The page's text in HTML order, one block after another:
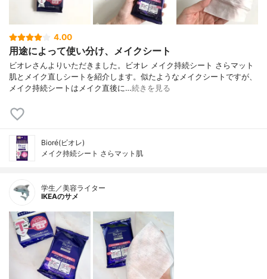
4.00
用途によって使い分け、メイクシート
ビオレさんよりいただきました。ビオレ メイク持続シート さらマット
肌とメイク直しシートを紹介します。似たようなメイクシートですが、
メイク持続シートはメイク直後に…続きを見る
Bioré(ビオレ)
メイク持続シート さらマット肌
学生／美容ライター
IKEAのサメ